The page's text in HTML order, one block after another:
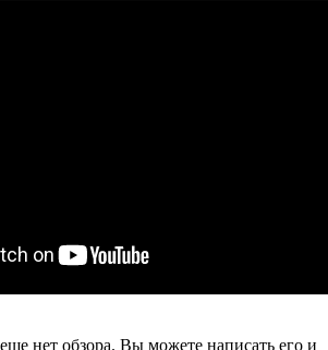
нет обзора. Вы можете написать его и